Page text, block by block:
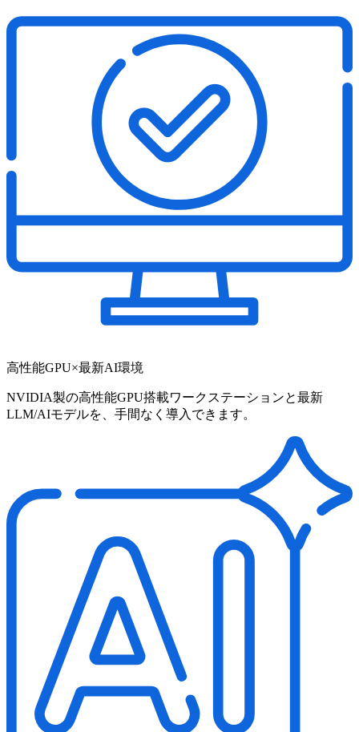
高性能GPU×最新AI環境
NVIDIA製の高性能GPU搭載ワークステーションと最新
LLM/AIモデルを、手間なく導入できます。